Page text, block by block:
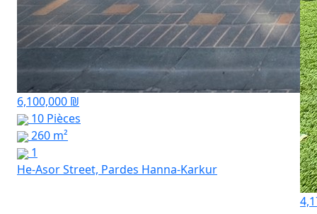
6,100,000 ₪
10 Pièces
260 m²
1
He-Asor Street, Pardes Hanna-Karkur